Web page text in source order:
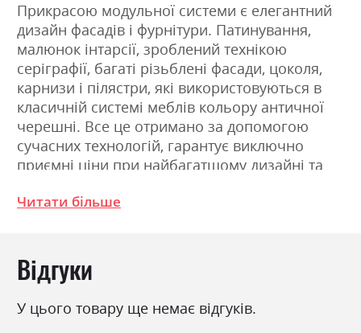
Прикрасою модульної системи є елегантний
дизайн фасадів і фурнітури. Патинування,
малюнок інтарсії, зроблений технікою
серіграфії, багаті різьблені фасади, цоколя,
карнизи і пілястри, які використовуються в
класичній системі меблів кольору античної
черешні. Все це отримано за допомогою
сучасних технологій, гарантує виключно
приємні ціни при найбагатшому дизайні та
Колір (Фасад):
Колір (Корпус):
Колір матеріалу
черешня антична
Читати більше
Відгуки
У цього товару ще немає відгуків.